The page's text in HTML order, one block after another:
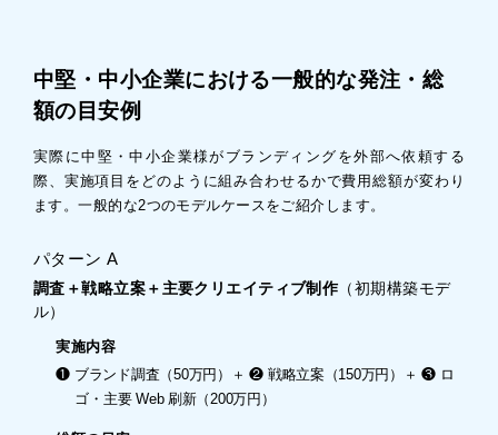
中堅・中小企業における一般的な発注・総
額の目安例
実際に中堅・中小企業様がブランディングを外部へ依頼する
際、実施項目をどのように組み合わせるかで費用総額が変わり
ます。一般的な2つのモデルケースをご紹介します。
パターン A
調査＋戦略立案＋主要クリエイティブ制作（初期構築モデ
ル）
実施内容
❶ ブランド調査（50万円）＋ ❷ 戦略立案（150万円）＋ ❸ ロ
ゴ・主要 Web 刷新（200万円）